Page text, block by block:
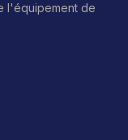
l'équipement de